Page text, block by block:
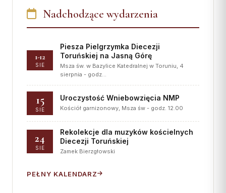
Nadchodzące wydarzenia
1-12
SIE
Piesza Pielgrzymka Diecezji
Toruńskiej na Jasną Górę
Msza św. w Bazylice Katedralnej w Toruniu, 4
sierpnia - godz…
15
SIE
Uroczystość Wniebowzięcia NMP
Kościół garnizonowy, Msza św - godz. 12.00
24
SIE
Rekolekcje dla muzyków kościelnych
Diecezji Toruńskiej
Zamek Bierzgłowski
PEŁNY KALENDARZ